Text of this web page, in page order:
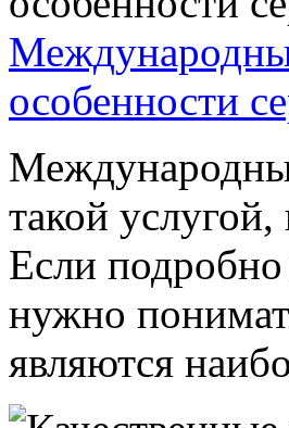
особенности
такой
Если подробно
нужно
являются